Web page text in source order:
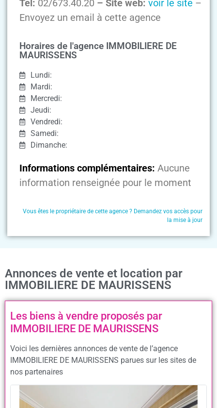
Tel: 02/673.40.20 – Site web: voir le site –
Envoyez un email à cette agence
Horaires de l'agence IMMOBILIERE DE
MAURISSENS
Lundi:
Mardi:
Mercredi:
Jeudi:
Vendredi:
Samedi:
Dimanche:
Informations complémentaires: Aucune
information renseignée pour le moment
Vous êtes le propriétaire de cette agence ? Demandez vos accès pour
la mise à jour
Annonces de vente et location par
IMMOBILIERE DE MAURISSENS
Les biens à vendre proposés par
IMMOBILIERE DE MAURISSENS
Voici les dernières annonces de vente de l’agence
IMMOBILIERE DE MAURISSENS parues sur les sites de
nos partenaires